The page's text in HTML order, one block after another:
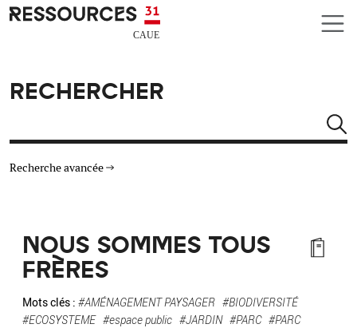
Aller au contenu principal
CAUE RESSOURCES 31
RECHERCHER
Recherche avancée
TYPE DE RESSOURCES
MATÉRIAUX
NOUS SOMMES TOUS
FRÈRES
Mots clés : #AMÉNAGEMENT PAYSAGER #BIODIVERSITÉ
#ECOSYSTEME #espace public #JARDIN #PARC #PARC